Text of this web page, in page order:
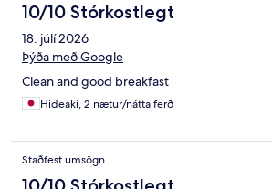
10/10 Stórkostlegt
18. júlí 2026
Þýða með Google
Clean and good breakfast
Hideaki, 2 nætur/nátta ferð
Staðfest umsögn